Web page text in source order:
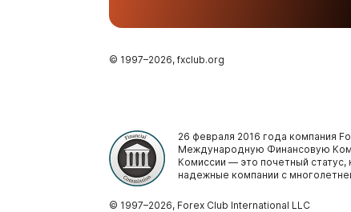
© 1997–2026, fxclub.org
26 февраля 2016 года компания
Международную Финансовую
Комиссии — это почетный
надежные компании с
© 1997–2026, Forex Club International LLC